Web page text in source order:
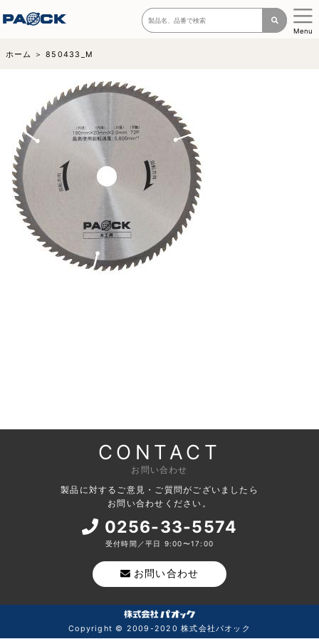
Menu
ホーム 850433_M
CONTACT
お問い合わせ
製品に対するご意見・ご質問がございましたら
お問い合わせください。
0256-33-5574
受付時間／平日 9:00〜17:00
お問い合わせ
Copyright © 2009-2020 株式会社パオック